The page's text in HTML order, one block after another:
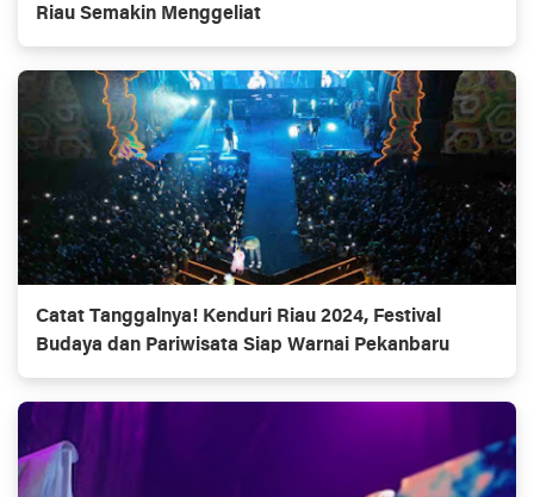
Riau Semakin Menggeliat
Catat Tanggalnya! Kenduri Riau 2024, Festival
Budaya dan Pariwisata Siap Warnai Pekanbaru